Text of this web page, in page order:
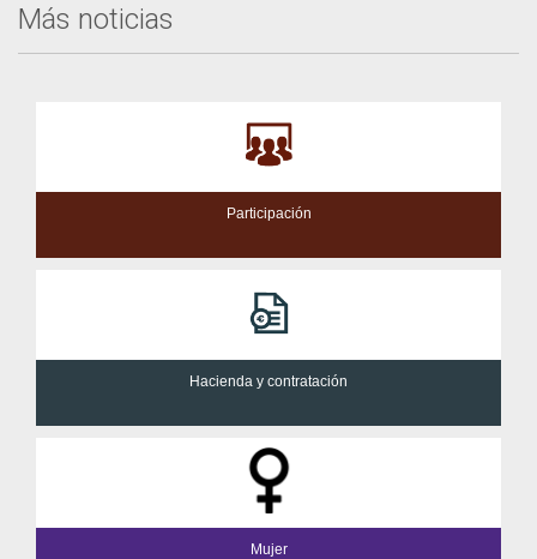
Más noticias
Participación
Hacienda y contratación
Mujer